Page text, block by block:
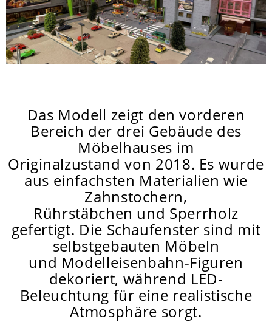
Das Modell zeigt den vorderen
Bereich der drei Gebäude des
Möbelhauses im
Originalzustand von 2018. Es wurde
aus einfachsten Materialien wie
Zahnstochern,
Rührstäbchen und Sperrholz
gefertigt. Die Schaufenster sind mit
selbstgebauten Möbeln
und Modelleisenbahn-Figuren
dekoriert, während LED-
Beleuchtung für eine realistische
Atmosphäre sorgt.